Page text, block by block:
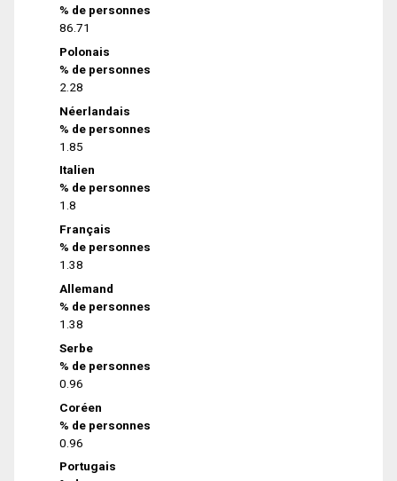
% de personnes
86.71
Polonais
% de personnes
2.28
Néerlandais
% de personnes
1.85
Italien
% de personnes
1.8
Français
% de personnes
1.38
Allemand
% de personnes
1.38
Serbe
% de personnes
0.96
Coréen
% de personnes
0.96
Portugais